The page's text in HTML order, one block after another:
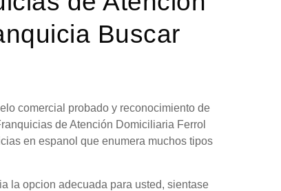
Buscar
comercial probado y reconocimiento de
de Atención Domiciliaria Ferrol
en espanol que enumera muchos tipos
la opcion adecuada para usted, sientase